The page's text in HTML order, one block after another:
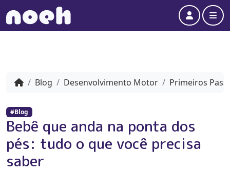
Account
Blog Desenvolvimento Motor Primeiros
#Blog
Bebê que anda na ponta dos
pés: tudo o que você precisa
saber